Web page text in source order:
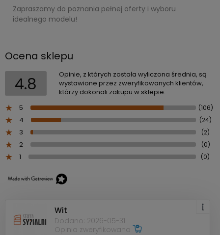
Zapraszamy do poznania pełnej oferty i wyboru
idealnego modelu!
Ocena sklepu
4.8
Opinie, z których została wyliczona średnia, są
wystawione przez zweryfikowanych klientów,
którzy dokonali zakupu w sklepie.
5
(106)
4 (24)
3 (2)
2 (0)
1 (0)
Wit
Dodano: 2026-05-31
Opinia zweryfikowana